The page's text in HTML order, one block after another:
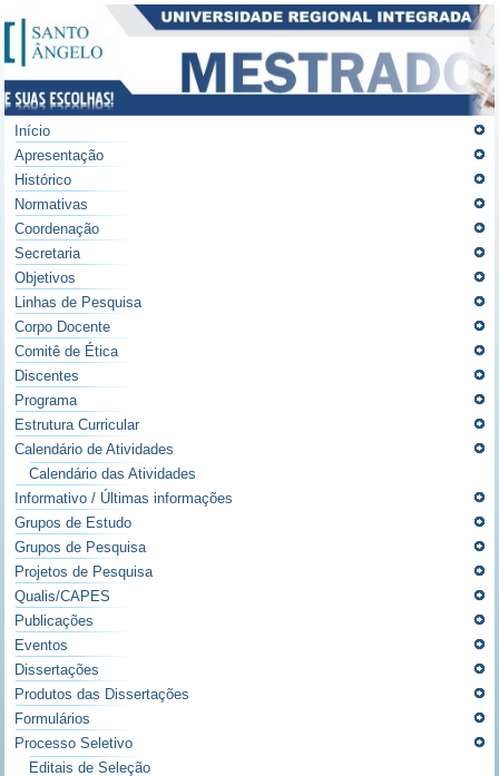
Início
Apresentação
Histórico
Normativas
Coordenação
Secretaria
Objetivos
Linhas de Pesquisa
Corpo Docente
Comitê de Ética
Discentes
Programa
Estrutura Curricular
Calendário de Atividades
Calendário das Atividades
Informativo / Últimas informações
Grupos de Estudo
Grupos de Pesquisa
Projetos de Pesquisa
Qualis/CAPES
Publicações
Eventos
Dissertações
Produtos das Dissertações
Formulários
Processo Seletivo
Editais de Seleção